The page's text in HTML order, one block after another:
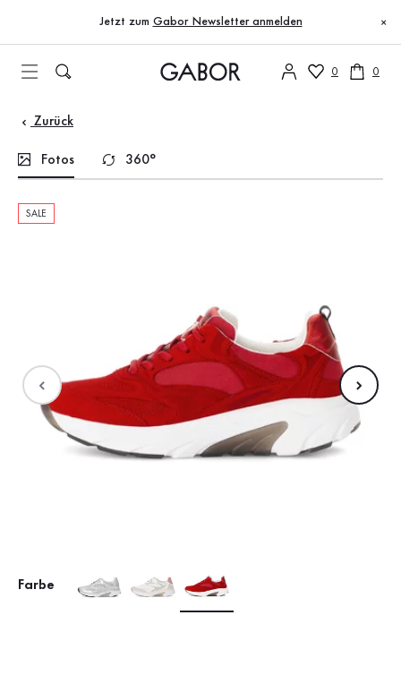
Zum Inhaltsverzeichnis
Zur Hauptnavigation
Jetzt zum Gabor Newsletter anmelden ×
0 0
Zurück
Fotos 360°
SALE
Farbe